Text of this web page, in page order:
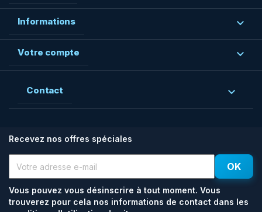
Informations 
Votre compte 
Contact 
Recevez nos offres spéciales
Vous pouvez vous désinscrire à tout moment. Vous
trouverez pour cela nos informations de contact dans les